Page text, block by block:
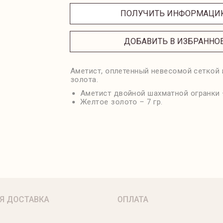
ПОЛУЧИТЬ
ДОБАВИТЬ В
Аметист, оплетенный невесомой сеткой
золота.
Аметист двойной шахматной огранки
Желтое золото – 7 гр.
ДОСТАВКА ОПЛАТА